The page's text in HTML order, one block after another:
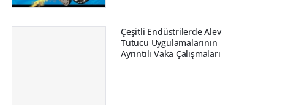
Çeşitli Endüstrilerde Alev
Tutucu Uygulamalarının
Ayrıntılı Vaka Çalışmaları